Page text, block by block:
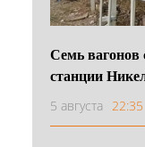
Семь вагонов
станции
5 августа 22:35